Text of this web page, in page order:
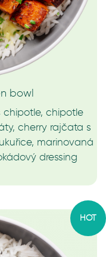
bowl
chipotle, chipotle
cherry rajčata s
marinovaná
dressing
HOT